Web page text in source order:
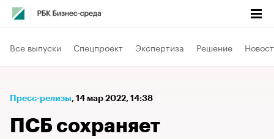
Все выпуски Спецпроект Экспертиза Решение
Пресс-релизы⁠, 14 мар 2022, 14:38
ПСБ сохраняет